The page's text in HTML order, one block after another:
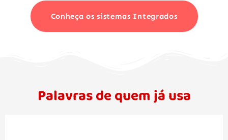
Conheça os sistemas Integrados
Palavras de quem já usa